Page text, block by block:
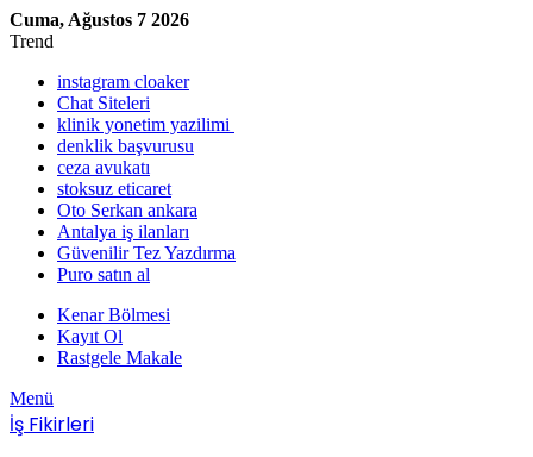
Cuma, Ağustos 7 2026
Trend
instagram cloaker
Chat Siteleri
klinik yonetim yazilimi
denklik başvurusu
ceza avukatı
stoksuz eticaret
Oto Serkan ankara
Antalya iş ilanları
Güvenilir Tez Yazdırma
Puro satın al
Kenar Bölmesi
Kayıt Ol
Rastgele Makale
Menü
İş Fikirleri